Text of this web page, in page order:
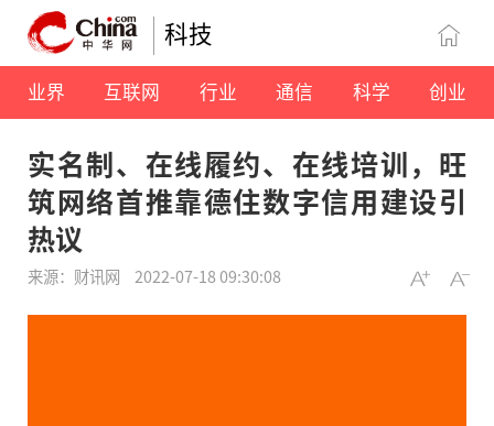
科技
业界 互联网 行业 通信 科学 创业
实名制、在线履约、在线培训，旺
筑网络首推靠德住数字信用建设引
热议
来源：财讯网 2022-07-18 09:30:08